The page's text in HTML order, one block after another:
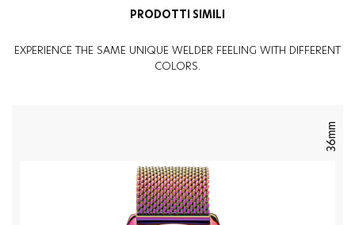
PRODOTTI SIMILI
EXPERIENCE THE SAME UNIQUE WELDER FEELING WITH DIFFERENT
COLORS.
36mm